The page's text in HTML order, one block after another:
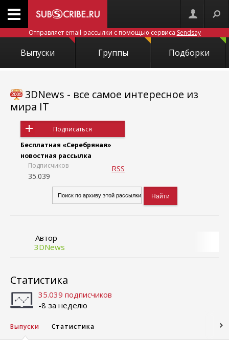
Отправляет email-рассылки с помощью сервиса Sendsay
Выпуски Группы Подборки
3DNews - все самое интересное из
мира IT
Подписаться
Бесплатная «Серебряная»
новостная рассылка
Подписчиков
35.039
RSS
Автор
3DNews
Статистика
35.039 подписчиков
-8 за неделю
Выпуски Статистика